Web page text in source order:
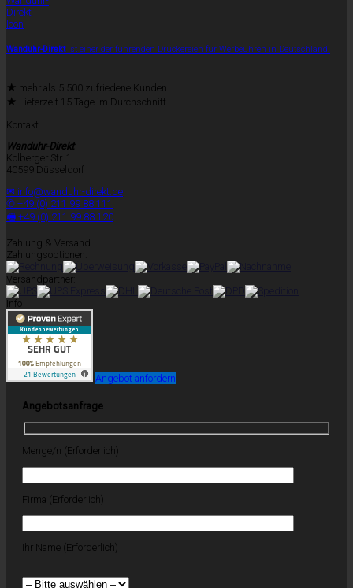
Wanduhr-Direktist einer der führenden Druckereien für Werbeuhren in Deutschland.
★ mehr als 5.500 zufriedene Kunden
★ Lieferzeit 15 Tage im Durchschnitt
Kontakt
Wanduhr-Direkt
Kolberger Str. 1
40599 Düsseldorf
✉ info@wanduhr-direkt.de
✆ +49 (0) 211 99 88 111
🖷 +49 (0) 211 99 88 120
Zahlung & Versand
Zahlungsoptionen:
Versandpartner:
Info
Angebot anfordern
Angebotsanfrage
Menge/n (Erforderlich)
Firma (Erforderlich)
Ihr Name (Erforderlich)